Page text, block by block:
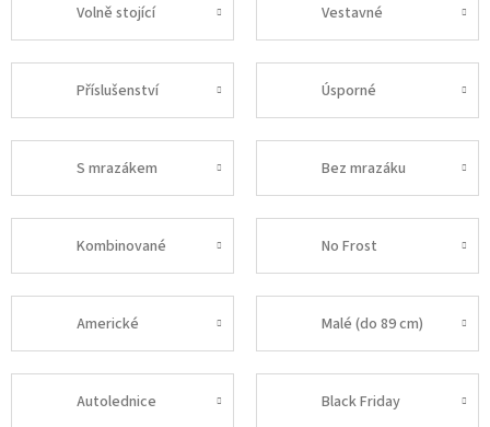
Volně stojící Vestavné
Příslušenství Úsporné
S mrazákem Bez mrazáku
Kombinované No Frost
Americké Malé (do 89 cm)
Autolednice Black Friday